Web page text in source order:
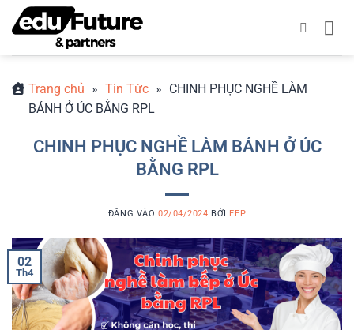
qua
Trang chủ » Tin Tức » CHINH PHỤC NGHỀ LÀM
BÁNH Ở ÚC BẰNG RPL
CHINH PHỤC NGHỀ LÀM BÁNH Ở ÚC
BẰNG RPL
ĐĂNG VÀO 02/04/2024 BỞI EFP
02
Th4